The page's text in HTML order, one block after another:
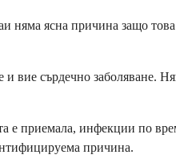
няма ясна причина защо
вие сърдечно заболяване.
е приемала, инфекции по
причина.